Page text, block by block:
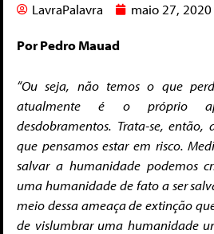
LavraPalavra maio 27, 2020
Por Pedro Mauad
“Ou seja, não temos o que
atualmente é o próprio
desdobramentos. Trata-se, então,
que pensamos estar em risco.
salvar a humanidade podemos
uma humanidade de fato a ser
meio dessa ameaça de extinção
de vislumbrar uma humanidade